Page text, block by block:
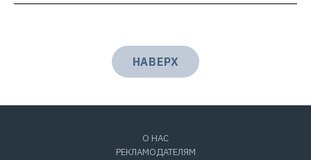
НАВЕРХ
О НАС
РЕКЛАМОДАТЕЛЯМ